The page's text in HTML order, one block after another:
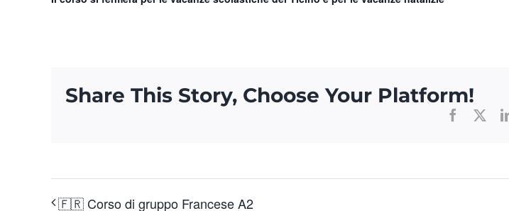
Share This Story, Choose Your Platform!
Facebook
🇫🇷 Corso di gruppo Francese A2